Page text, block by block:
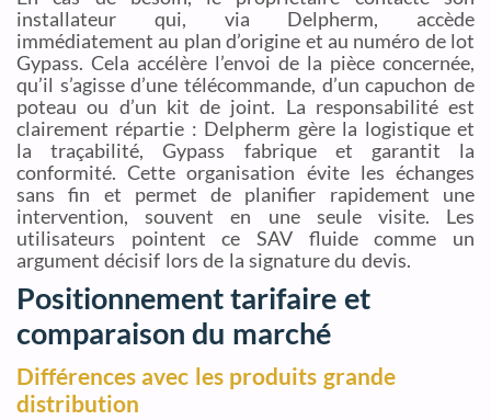
installateur qui, via Delpherm, accède
immédiatement au plan d’origine et au numéro de lot
Gypass. Cela accélère l’envoi de la pièce concernée,
qu’il s’agisse d’une télécommande, d’un capuchon de
poteau ou d’un kit de joint. La responsabilité est
clairement répartie : Delpherm gère la logistique et
la traçabilité, Gypass fabrique et garantit la
conformité. Cette organisation évite les échanges
sans fin et permet de planifier rapidement une
intervention, souvent en une seule visite. Les
utilisateurs pointent ce SAV fluide comme un
argument décisif lors de la signature du devis.
Positionnement tarifaire et
comparaison du marché
Différences avec les produits grande
distribution